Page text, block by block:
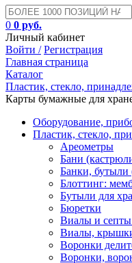
0 0 руб.
Личный кабинет
Войти / Регистрация
Главная страница
Каталог
Пластик, стекло,
Карты бумажные для
Оборудование,
Пластик, стекло,
Ареометры
Бани
Банки, бутыли
Блоттинг:
Бутыли для
Бюретки
Виалы и септы
Виалы,
Воронки
Воронки,